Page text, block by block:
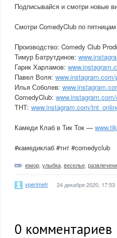
Подписывайся и смотри новые
Смотри ComedyClub по
Производство: Comedy Club
Тимур Батрутдинов:
Гарик Харламов:
Павел Воля:
Илья Соболев:
ComedyClub:
ТНТ: www.instagram.com/
Камеди Клаб в Тик Ток —
#камедиклаб #тнт #comedyclub
юмор улыбка веселье
vperimetr 24 декабря 2020, 17:53
0 комментариев